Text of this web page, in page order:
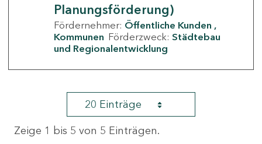
Planungsförderung)
Fördernehmer: Öffentliche Kunden
Kommunen Förderzweck: Städtebau
und Regionalentwicklung
20 Einträge
Zeige 1 bis 5 von 5 Einträgen.